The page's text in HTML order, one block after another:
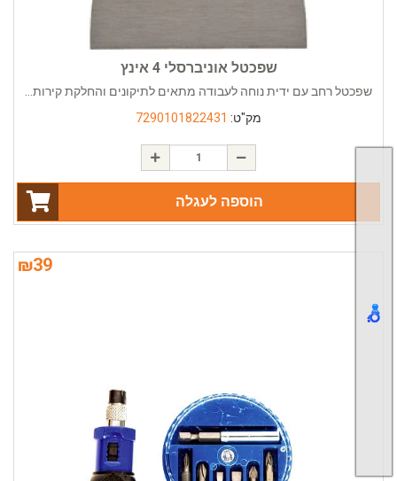
שפכטל אוניברסלי 4 אינץ
שפכטל רחב עם ידית נוחה לעבודה מתאים לתיקונים והחלקת קירות...
מק"ט: 7290101822431
הוספה לעגלה
₪39